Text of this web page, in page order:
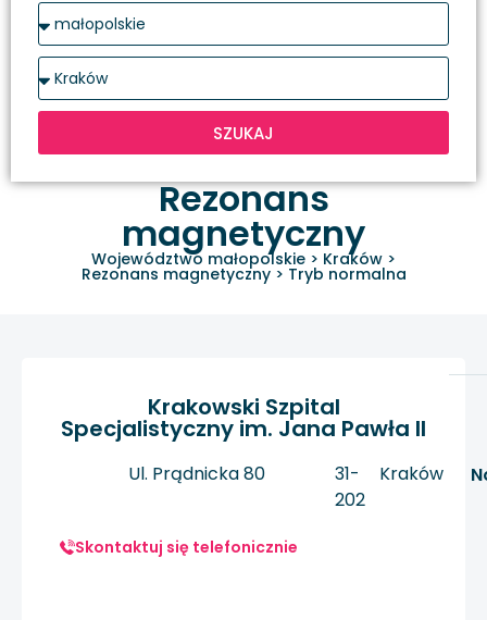
SZUKAJ
Rezonans
magnetyczny
Województwo małopolskie > Kraków >
Rezonans magnetyczny> Tryb normalna
Krakowski Szpital
Specjalistyczny im. Jana Pawła II
Ul. Prądnicka 80
31-
202
Kraków
Skontaktuj się telefonicznie